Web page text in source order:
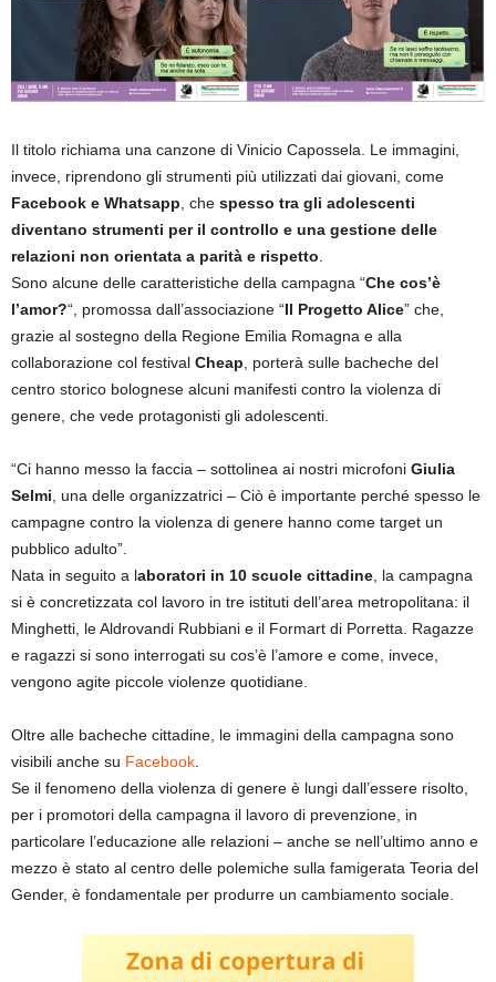
Il titolo richiama una canzone di Vinicio Capossela. Le immagini,
invece, riprendono gli strumenti più utilizzati dai giovani, come
Facebook e Whatsapp , che spesso tra gli adolescenti
diventano strumenti per il controllo e una gestione delle
relazioni non orientata a parità e rispetto
Sono alcune delle caratteristiche della campagna “Che cos’è
l’amor?“, promossa dall’associazione “Il Progetto Alice” che,
grazie al sostegno della Regione Emilia Romagna e alla
collaborazione col festival Cheap , porterà sulle bacheche del
centro storico bolognese alcuni manifesti contro la violenza di
genere, che vede protagonisti gli adolescenti.
“Ci hanno messo la faccia – sottolinea ai nostri microfoni Giulia
Selmi , una delle organizzatrici – Ciò è importante perché spesso le
campagne contro la violenza di genere hanno come target un
pubblico adulto”.
Nata in seguito a laboratori in 10 scuole cittadine , la campagna
si è concretizzata col lavoro in tre istituti dell’area metropolitana: il
Minghetti, le Aldrovandi Rubbiani e il Formart di Porretta. Ragazze
e ragazzi si sono interrogati su cos’è l’amore e come, invece,
vengono agite piccole violenze quotidiane.
Oltre alle bacheche cittadine, le immagini della campagna sono
visibili anche su Facebook
Se il fenomeno della violenza di genere è lungi dall’essere risolto,
per i promotori della campagna il lavoro di prevenzione, in
particolare l’educazione alle relazioni – anche se nell’ultimo anno e
mezzo è stato al centro delle polemiche sulla famigerata Teoria del
Gender, è fondamentale per produrre un cambiamento sociale.